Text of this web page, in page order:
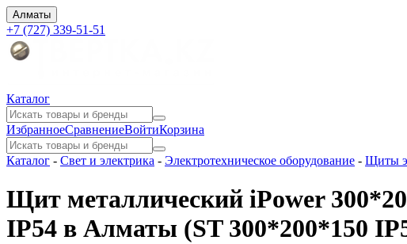
Алматы
+7 (727) 339-51-51
Каталог
ИзбранноеСравнениеВойтиКорзина
Каталог - Свет и электрика - Электротехническое оборудование - Щиты
Щит металлический iPower
IP54 в Алматы (ST 300*200*150